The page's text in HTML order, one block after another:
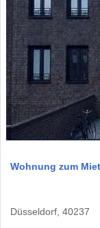
Wohnung zum
Düsseldorf, 40237